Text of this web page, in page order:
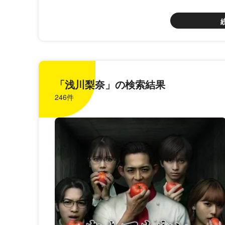
「浅川梨奈」の検索結果
246件